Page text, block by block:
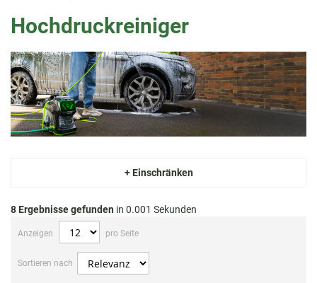
Hochdruckreiniger
+ Einschränken
8 Ergebnisse gefunden in 0.001 Sekunden
Anzeigen pro Seite
Sortieren nach